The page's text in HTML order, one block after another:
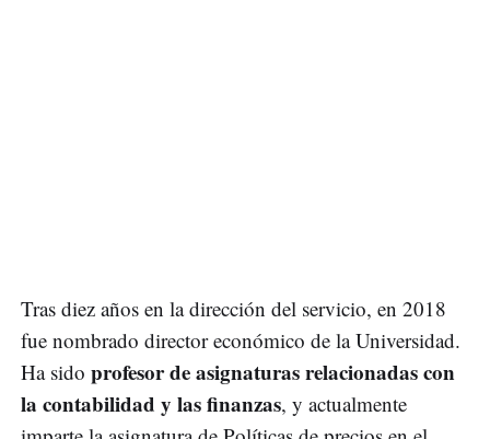
Tras diez años en la dirección del servicio, en 2018
fue nombrado director económico de la Universidad.
Ha sido profesor de asignaturas relacionadas con
la contabilidad y las finanzas, y actualmente